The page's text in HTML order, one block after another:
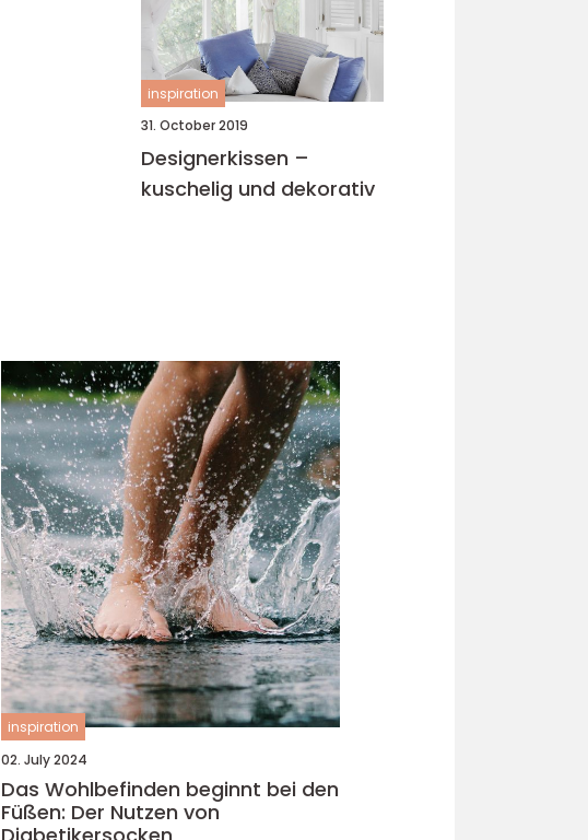
inspiration
31. October 2019
Designerkissen –
kuschelig und dekorativ
inspiration
02. July 2024
Das Wohlbefinden beginnt bei den
Füßen: Der Nutzen von